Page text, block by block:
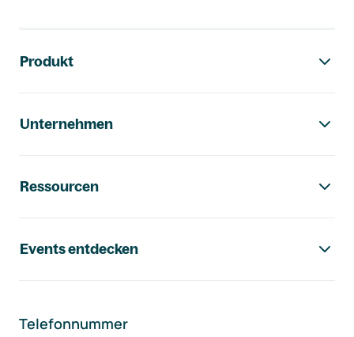
Produkt
Unternehmen
Ressourcen
Events entdecken
Telefonnummer